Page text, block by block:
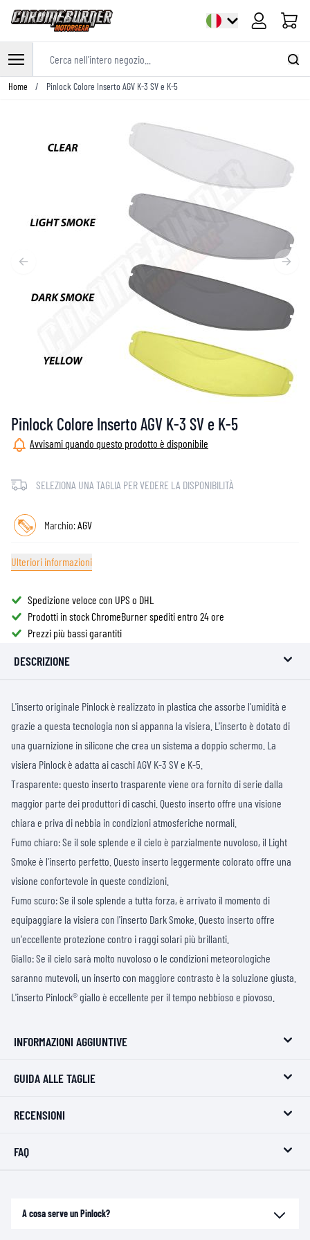
Cart
Salta al contenuto
Home / Pinlock Colore Inserto AGV K-3 SV e K-5
Pinlock Colore Inserto AGV K-3 SV e K-5
Avvisami quando questo prodotto è disponibile
SELEZIONA UNA TAGLIA PER VEDERE LA DISPONIBILITÀ
Marchio:AGV
Ulteriori informazioni
Spedizione veloce con UPS o DHL
Prodotti in stock ChromeBurner spediti entro 24 ore
Prezzi più bassi garantiti
DESCRIZIONE
L'inserto originale Pinlock è realizzato in plastica che assorbe l'umidità e
grazie a questa tecnologia non si appanna la visiera. L'inserto è dotato di
una guarnizione in silicone che crea un sistema a doppio schermo. La
visiera Pinlock è adatta ai caschi AGV K-3 SV e K-5.
Trasparente: questo inserto trasparente viene ora fornito di serie dalla
maggior parte dei produttori di caschi. Questo inserto offre una visione
chiara e priva di nebbia in condizioni atmosferiche normali.
Fumo chiaro: Se il sole splende e il cielo è parzialmente nuvoloso, il Light
Smoke è l'inserto perfetto. Questo inserto leggermente colorato offre una
visione confortevole in queste condizioni.
Fumo scuro: Se il sole splende a tutta forza, è arrivato il momento di
equipaggiare la visiera con l'inserto Dark Smoke. Questo inserto offre
un'eccellente protezione contro i raggi solari più brillanti.
Giallo: Se il cielo sarà molto nuvoloso o le condizioni meteorologiche
saranno mutevoli, un inserto con maggiore contrasto è la soluzione giusta.
L'inserto Pinlock® giallo è eccellente per il tempo nebbioso e piovoso.
INFORMAZIONI AGGIUNTIVE
GUIDA ALLE TAGLIE
RECENSIONI
FAQ
A cosa serve un Pinlock?